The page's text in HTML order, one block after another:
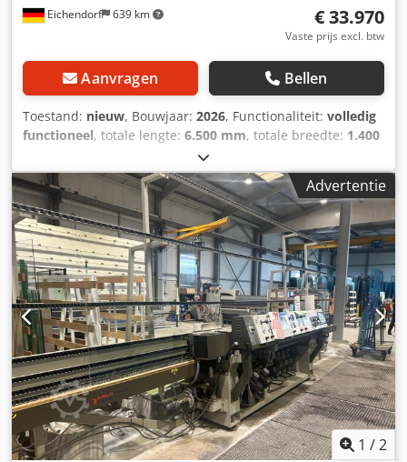
Eichendorf 639 km € 33.970
Vaste prijs excl. btw
Aanvragen Bellen
Toestand: nieuw, Bouwjaar: 2026, Functionaliteit: volledig
functioneel, totale lengte: 6.500 mm, totale breedte: 1.400
2.500 mm, totaalgewicht:
ingangsstroom:32 A, De Enkong ZM9 is een krachtige
glaskantslijpmachine met 9 spindels, ontworpen voor het
nauwkeurig slijpen en polijsten van rechte kanten en 45°-
afschuiningen bij glasplaten. Dankzij de robuuste
constructie en moderne besturingstechniek overtuigt de
machine door hoge precisie, duurzaamheid en
gebruiksvriendelijkheid. Of het nu gaat om de productie
van bouwglas, meubelglas of industrieel glas, de ZM9
biedt een betrouwbare oplossing voor de efficiënte
bewerking van glas en voldoet aan alle Europese
veiligheids- en kwaliteitsnormen (CE-conform). Kenmerken:
- 9 spindels voor het slijpen en polijsten van rechte kanten
en 45°-afschuiningen - PLC-besturing met touchscreen:
eenvoudige instelling van de glasdikte, gerichte aansturing
van individuele motoren, pneumatisch op- en neer
Advertentie
1 /2